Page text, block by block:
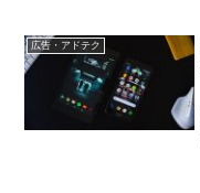
広告・アドテク